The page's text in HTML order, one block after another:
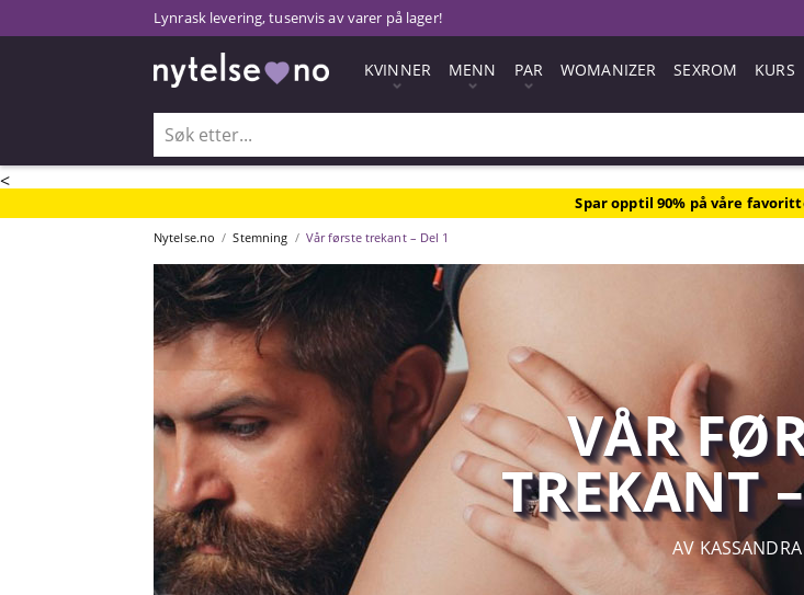
<
Lynrask levering, tusenvis av varer på lager!
KVINNER MENN PAR WOMANIZER SEXROM KURS
Spar opptil 90% på våre
Nytelse.no Stemning Vår første trekant – Del 1
VÅR
TREKANT
AV KASSANDRA